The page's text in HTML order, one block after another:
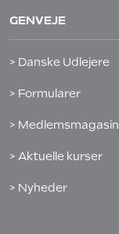
GENVEJE
> Danske Udlejere
> Formularer
> Medlemsmagasin
> Aktuelle kurser
> Nyheder